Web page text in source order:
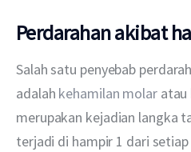
Perdarahan akibat
Salah satu penyebab
adalah kehamilan molar atau
merupakan kejadian langka
terjadi di hampir 1 dari